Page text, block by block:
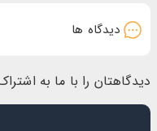
دیدگاه ها
دیدگاهتان را با ما به